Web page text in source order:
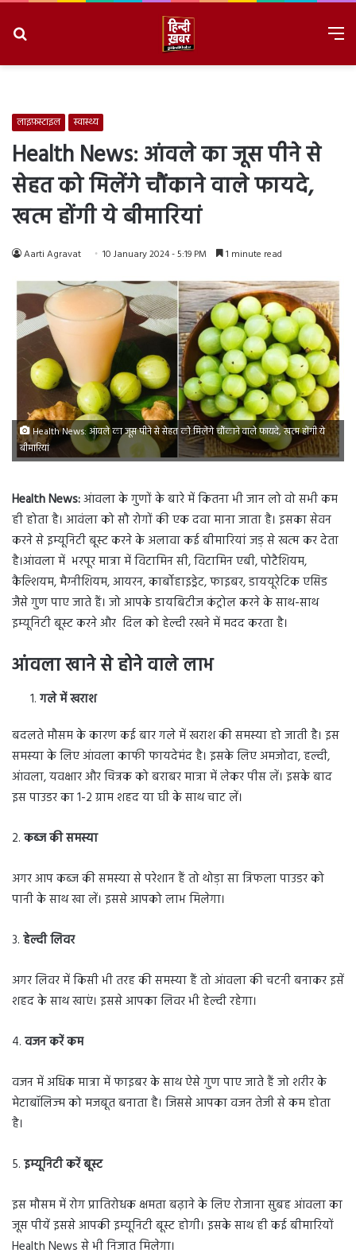
लाइफ़स्टाइल स्वास्थ्य
Health News: आंवले का जूस पीने से
सेहत को मिलेंगे चौंकाने वाले फायदे,
खत्म होंगी ये बीमारियां
Aarti Agravat 10 January 2024 - 5:19 PM 1 minute read
Health News: आंवले का जूस पीने से सेहत को मिलेंगे चौंकाने वाले फायदे, खत्म होंगी ये
बीमारियां
Health News:आंवला के गुणों के बारे में कितना भी जान लो वो सभी कम
ही होता है। आवंला को सौ रोगों की एक दवा माना जाता है। इसका सेवन
करने से इम्यूनिटी बूस्ट करने के अलावा कई बीमारियां जड़ से खत्म कर देता
है।आंवला में भरपूर मात्रा में विटामिन सी, विटामिन एबी, पोटैशियम,
कैल्शियम, मैग्‍नीशियम, आयरन, कार्बोहाइड्रेट, फाइबर, डाययूरेटिक एसिड
जैसे गुण पाए जाते हैं। जो आपके डायबिटीज कंट्रोल करने के साथ-साथ
इम्यूनिटी बूस्ट करने और दिल को हेल्दी रखने में मदद करता है।
आंवला खाने से होने वाले लाभ
गले में खराश
बदलते मौसम के कारण कई बार गले में खराश की समस्या हो जाती है। इस
समस्या के लिए आंवला काफी फायदेमंद है। इसके लिए अमजोदा, हल्दी,
आंवला, यवक्षार और चित्रक को बराबर मात्रा में लेकर पीस लें। इसके बाद
इस पाउडर का 1-2 ग्राम शहद या घी के साथ चाट लें।
2. कब्ज की समस्या
अगर आप कब्ज की समस्या से परेशान हैं तो थोड़ा सा त्रिफला पाउडर को
पानी के साथ खा लें। इससे आपको लाभ मिलेगा।
3. हेल्दी लिवर
अगर लिवर में किसी भी तरह की समस्या हैं तो आंवला की चटनी बनाकर इसें
शहद के साथ खाएं। इससे आपका लिवर भी हेल्दी रहेगा।
4. वजन करें कम
वजन में अधिक मात्रा में फाइबर के साथ ऐसे गुण पाए जाते हैं जो शरीर के
मेटाबॉलिज्‍म को मजबूत बनाता है। जिससे आपका वजन तेजी से कम होता
है।
5. इम्यूनिटी करें बूस्ट
इस मौसम में रोग प्रातिरोधक क्षमता बढ़ाने के लिए रोजाना सुबह आंवला का
जूस पीयें इससे आपकी इम्यूनिटी बूस्ट होगी। इसके साथ ही कई बीमारियों
Health News से भी निजात मिलेगा।